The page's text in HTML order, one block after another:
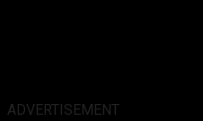
ADVERTISEMENT